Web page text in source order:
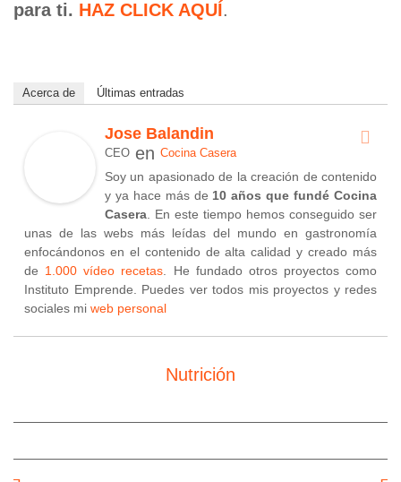
para ti. HAZ CLICK AQUÍ.
Acerca de Últimas entradas
Jose Balandin
CEO en Cocina Casera
Soy un apasionado de la creación de contenido
y ya hace más de 10 años que fundé Cocina
Casera . En este tiempo hemos conseguido ser
unas de las webs más leídas del mundo en gastronomía
enfocándonos en el contenido de alta calidad y creado más
de 1.000 vídeo recetas . He fundado otros proyectos como
Instituto Emprende. Puedes ver todos mis proyectos y redes
sociales mi web personal
Nutrición